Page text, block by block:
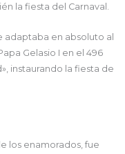
la fiesta del Carnaval.
adaptaba en absoluto al
Gelasio I en el 496
instaurando la fiesta de
los enamorados, fue